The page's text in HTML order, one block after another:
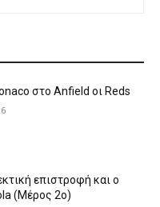
στο Anfield οι Reds
επιστροφή και ο
(Μέρος 2ο)